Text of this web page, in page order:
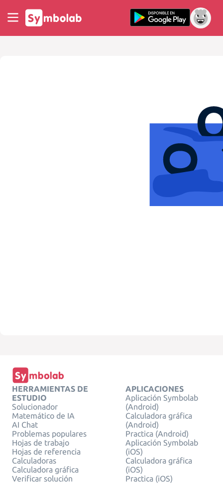
HERRAMIENTAS DE
ESTUDIO
Solucionador
Matemático de IA
AI Chat
Problemas populares
Hojas de trabajo
Hojas de referencia
Calculadoras
Calculadora gráfica
Verificar solución
APLICACIONES
Aplicación Symbolab
(Android)
Calculadora gráfica
(Android)
Practica (Android)
Aplicación Symbolab
(iOS)
Calculadora gráfica
(iOS)
Practica (iOS)